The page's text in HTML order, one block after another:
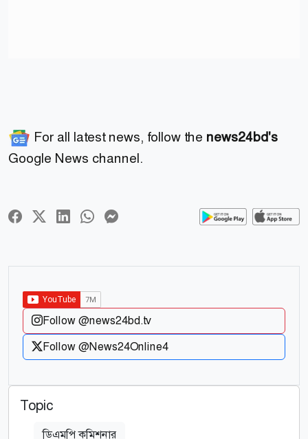
For all latest news, follow the news24bd's
Google News channel.
Follow @news24bd.tv
Follow @News24Online4
Topic
ডিএমপি কমিশনার